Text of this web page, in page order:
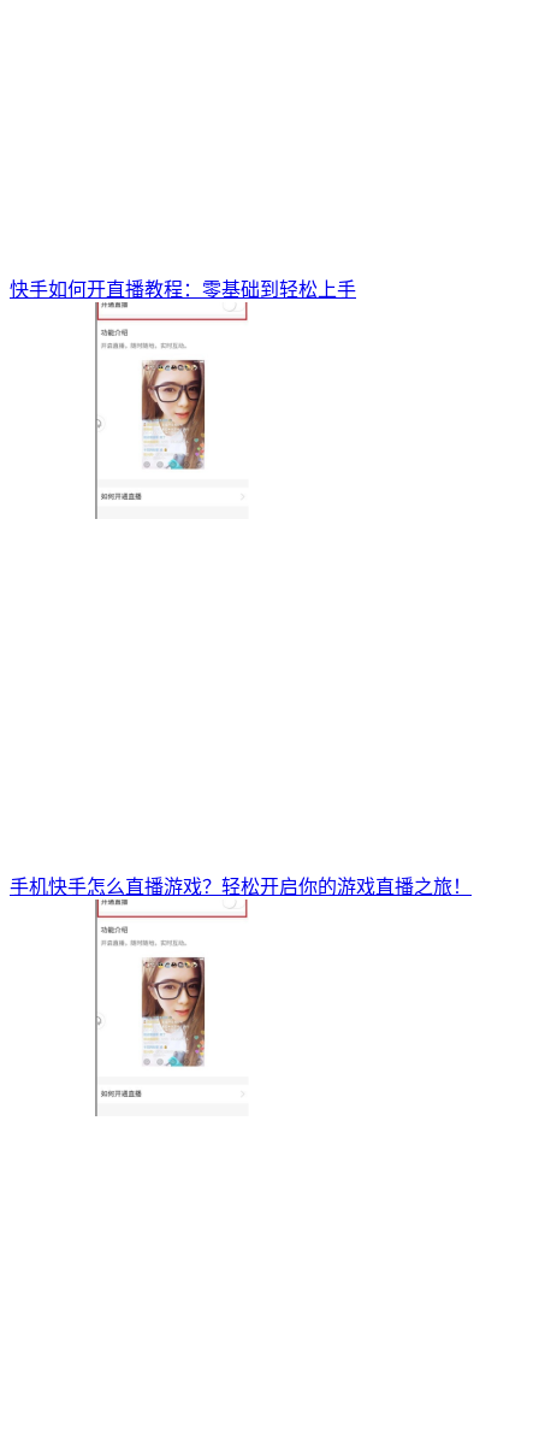
快手如何开直播教程：零基础到轻松上手
手机快手怎么直播游戏？轻松开启你的游戏直播之旅！